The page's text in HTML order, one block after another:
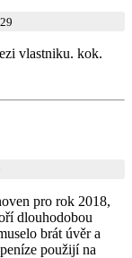
vlastniku. kok.
pro rok 2018,
dlouhodobou
brát úvěr a
použijí na